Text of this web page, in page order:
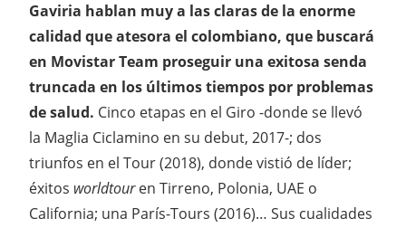
Gaviria hablan muy a las claras de la enorme
calidad que atesora el colombiano, que buscará
en Movistar Team proseguir una exitosa senda
truncada en los últimos tiempos por problemas
de salud. Cinco etapas en el Giro -donde se llevó
la Maglia Ciclamino en su debut, 2017-; dos
triunfos en el Tour (2018), donde vistió de líder;
éxitos worldtouren Tirreno, Polonia, UAE o
California; una París-Tours (2016)… Sus cualidades